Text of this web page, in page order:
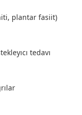
plantar fasiit)
tedavı